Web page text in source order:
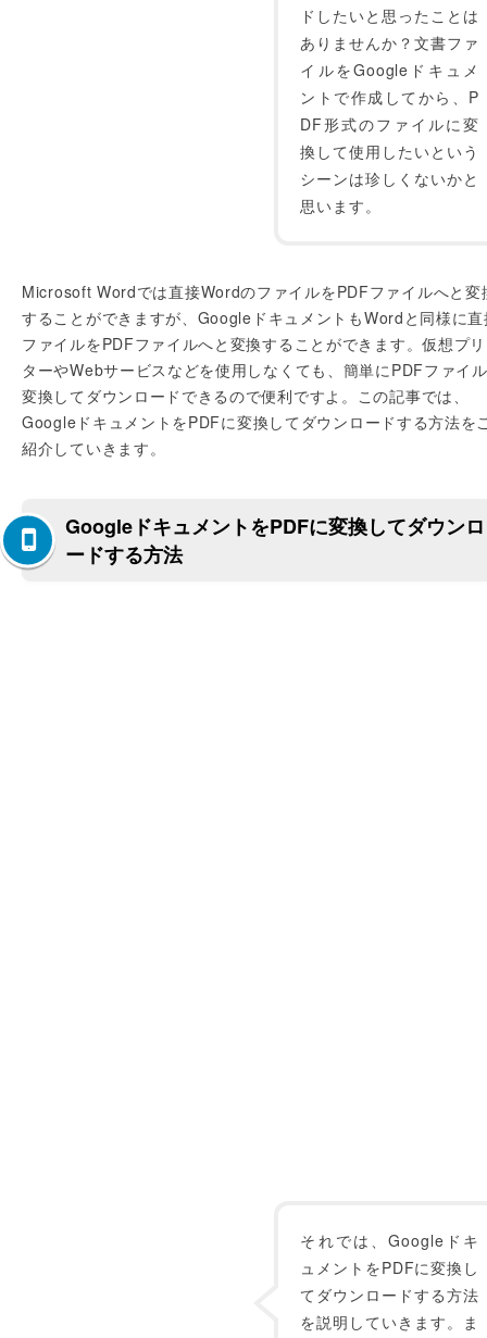
ドしたいと思ったことは
ありませんか？文書ファ
イルをGoogleドキュメ
ントで作成してから、P
DF形式のファイルに変
換して使用したいという
シーンは珍しくないかと
思います。
Microsoft Wordでは直接WordのファイルをPDFファイルへと変
することができますが、GoogleドキュメントもWordと同様に
ファイルをPDFファイルへと変換することができます。仮想プ
ターやWebサービスなどを使用しなくても、簡単にPDFファイ
変換してダウンロードできるので便利ですよ。この記事では、
GoogleドキュメントをPDFに変換してダウンロードする方法を
紹介していきます。
GoogleドキュメントをPDFに変換してダウンロ
ードする方法
それでは、Googleドキ
ュメントをPDFに変換し
てダウンロードする方法
を説明していきます。ま